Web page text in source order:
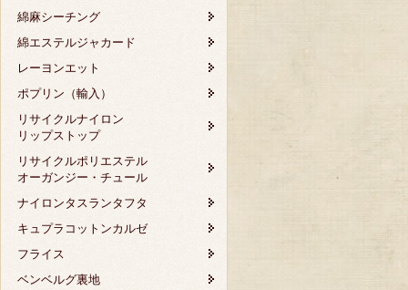
綿麻シーチング
綿エステルジャカード
レーヨンエット
ポプリン（輸入）
リサイクルナイロン
リップストップ
リサイクルポリエステル
オーガンジー・チュール
ナイロンタスランタフタ
キュプラコットンカルゼ
フライス
ベンベルグ裏地